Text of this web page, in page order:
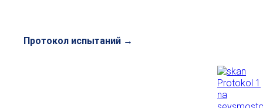
Протокол испытаний →